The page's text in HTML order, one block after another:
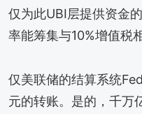
仅为此UBI层提供资金
率能筹集与10%增值税
仅美联储的结算系统
元的转账。是的，千万